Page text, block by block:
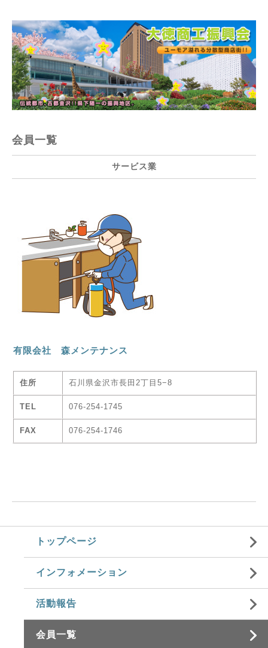
会員一覧
サービス業
有限会社 森メンテナンス
住所 石川県金沢市長田2丁目5−8
TEL 076-254-1745
FAX 076-254-1746
トップページ
インフォメーション
活動報告
会員一覧